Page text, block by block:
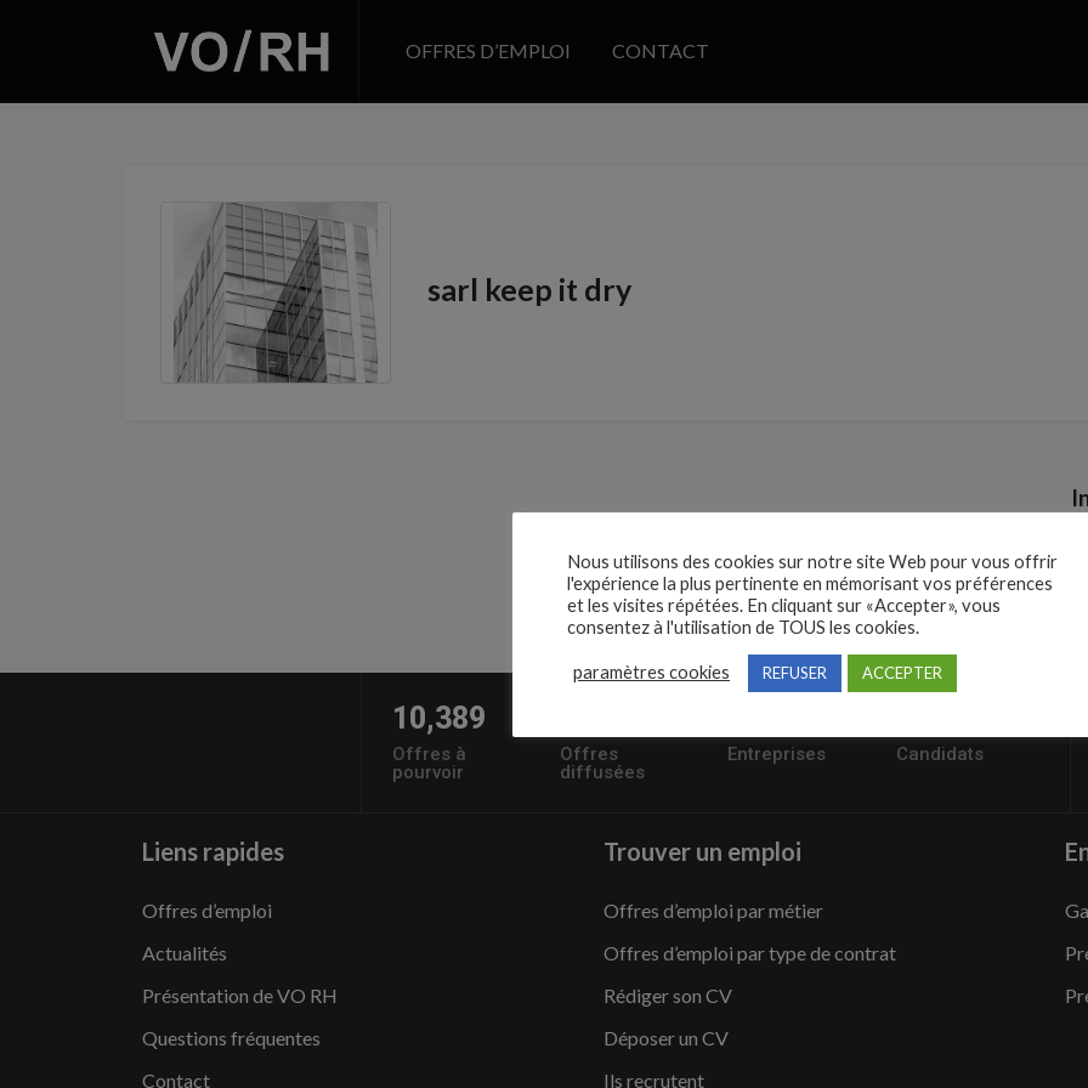
OFFRES D’EMPLOI CONTACT
sarl keep it dry
10,389
Offres à
pourvoir
Offres
diffusées
Entreprises Candidats
Liens rapides
Offres d’emploi
Actualités
Présentation de VO RH
Questions fréquentes
Contact
Trouver un emploi
Offres d’emploi par métier
Offres d’emploi par type de contrat
Rédiger son CV
Déposer un CV
Ils recrutent
Nous utilisons des cookies sur notre site Web pour vous offrir
l'expérience la plus pertinente en mémorisant vos préférences
et les visites répétées. En cliquant sur «Accepter», vous
consentez à l'utilisation de TOUS les cookies.
paramètres cookies REFUSER ACCEPTER